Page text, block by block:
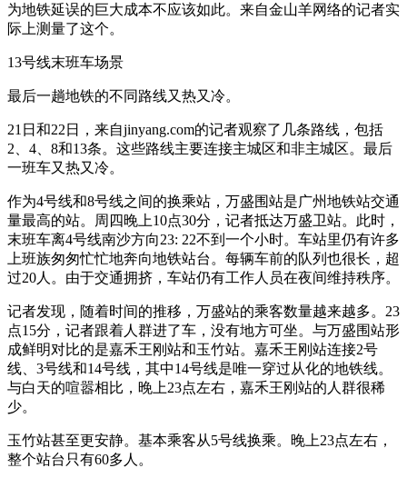
为地铁延误的巨大成本不应该如此。来自金山羊网络的记者实
际上测量了这个。
13号线末班车场景
最后一趟地铁的不同路线又热又冷。
21日和22日，来自jinyang.com的记者观察了几条路线，包括
2、4、8和13条。这些路线主要连接主城区和非主城区。最后
一班车又热又冷。
作为4号线和8号线之间的换乘站，万盛围站是广州地铁站交通
量最高的站。周四晚上10点30分，记者抵达万盛卫站。此时，
末班车离4号线南沙方向23: 22不到一个小时。车站里仍有许多
上班族匆匆忙忙地奔向地铁站台。每辆车前的队列也很长，超
过20人。由于交通拥挤，车站仍有工作人员在夜间维持秩序。
记者发现，随着时间的推移，万盛站的乘客数量越来越多。23
点15分，记者跟着人群进了车，没有地方可坐。与万盛围站形
成鲜明对比的是嘉禾王刚站和玉竹站。嘉禾王刚站连接2号
线、3号线和14号线，其中14号线是唯一穿过从化的地铁线。
与白天的喧嚣相比，晚上23点左右，嘉禾王刚站的人群很稀
少。
玉竹站甚至更安静。基本乘客从5号线换乘。晚上23点左右，
整个站台只有60多人。